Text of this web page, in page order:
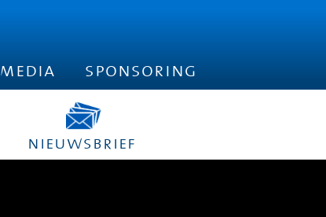
nieuwsbrief
media sponsoring